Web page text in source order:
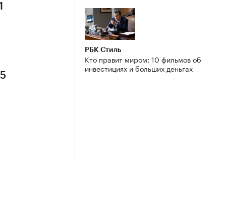
РБК Стиль
Кто правит миром: 10 фильмов об
инвестициях и больших деньгах